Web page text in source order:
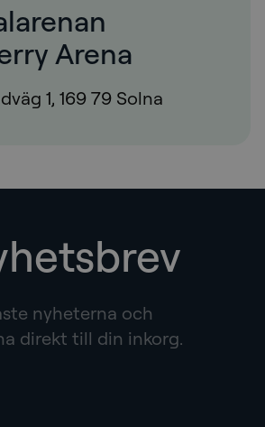
Arena
1, 169 79 Solna
nyheterna och
direkt till din inkorg.